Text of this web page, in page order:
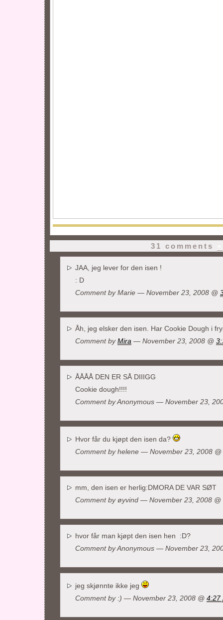
31 comments
JAA, jeg lever for den isen !
: D
Comment by Marie — November 23, 2008 @
Åh, jeg elsker den isen. Har Cookie Dough i
Comment by Mira — November 23, 2008 @
ÅÅÅÅ DEN ER SÅ DIIIGG
Cookie dough!!!!
Comment by Anonymous — November 23,
Hvor får du kjøpt den isen da?
Comment by helene — November 23, 2008 @
mm, den isen er herlig:DMORA DE VAR SØT
Comment by øyvind — November 23, 2008 @
hvor får man kjøpt den isen hen :D?
Comment by Anonymous — November 23,
jeg skjønnte ikke jeg
Comment by :) — November 23, 2008 @ 4:27